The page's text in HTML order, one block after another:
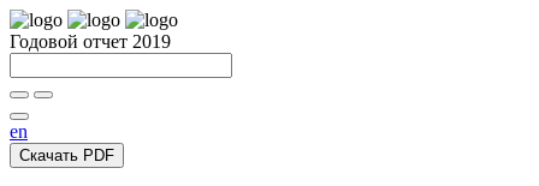
Годовой отчет 2019
en
Скачать PDF